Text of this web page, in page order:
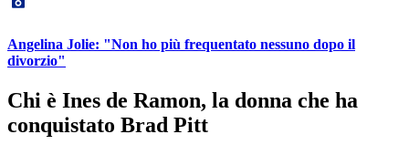
Angelina Jolie: "Non ho più frequentato nessuno dopo il
divorzio"
Chi è Ines de Ramon, la donna che ha
conquistato Brad Pitt